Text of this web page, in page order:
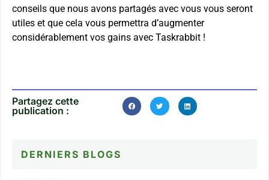
conseils que nous avons partagés avec vous vous seront
utiles et que cela vous permettra d’augmenter
considérablement vos gains avec Taskrabbit !
Partagez cette
publication :
DERNIERS BLOGS​